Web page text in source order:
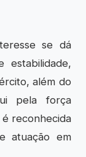
se dá
estabilidade,
além do
pela força
reconhecida
atuação em